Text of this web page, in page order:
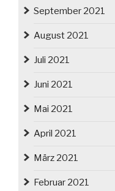
September 2021
August 2021
Juli 2021
Juni 2021
Mai 2021
April 2021
März 2021
Februar 2021